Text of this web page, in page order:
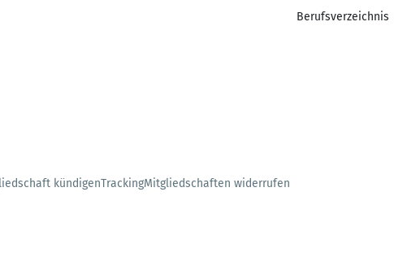
Berufsverzeichnis
kündigenTrackingMitgliedschaften widerrufen